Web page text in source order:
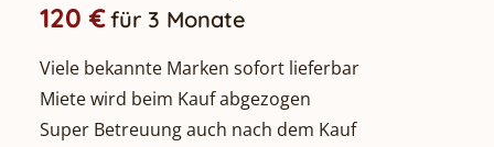
120 €für 3 Monate
Viele bekannte Marken sofort lieferbar
Miete wird beim Kauf abgezogen
Super Betreuung auch nach dem Kauf